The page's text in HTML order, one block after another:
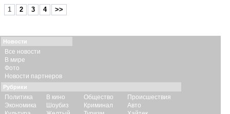
1 2 3 4 >>
Новости
Все новости
В мире
Фото
Новости партнеров
Рубрики
Политика
Экономика
В кино
Шоубиз
Общество
Криминал
Происшествия
Авто